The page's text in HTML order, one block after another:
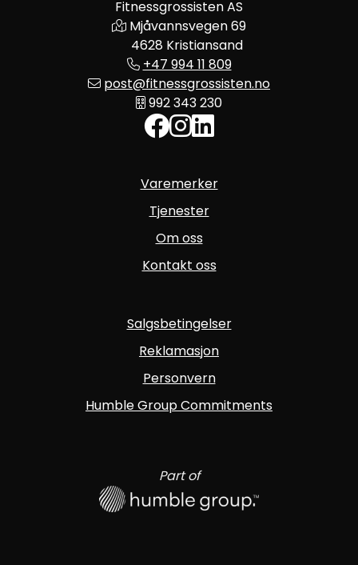
Fitnessgrossisten AS
Mjåvannsvegen 69
4628 Kristiansand
+47 994 11 809
post@fitnessgrossisten.no
992 343 230
Varemerker
Tjenester
Om oss
Kontakt oss
Salgsbetingelser
Reklamasjon
Personvern
Humble Group Commitments
Part of